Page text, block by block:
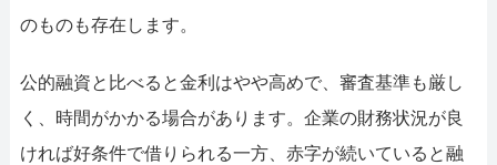
のものも存在します。
公的融資と比べると金利はやや高めで、審査基準も厳し
く、時間がかかる場合があります。企業の財務状況が良
ければ好条件で借りられる一方、赤字が続いていると融